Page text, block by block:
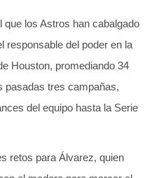
que los Astros han cabalgado
responsable del poder en la
Houston, promediando 34
pasadas tres campañas,
del equipo hasta la Serie
retos para Álvarez, quien